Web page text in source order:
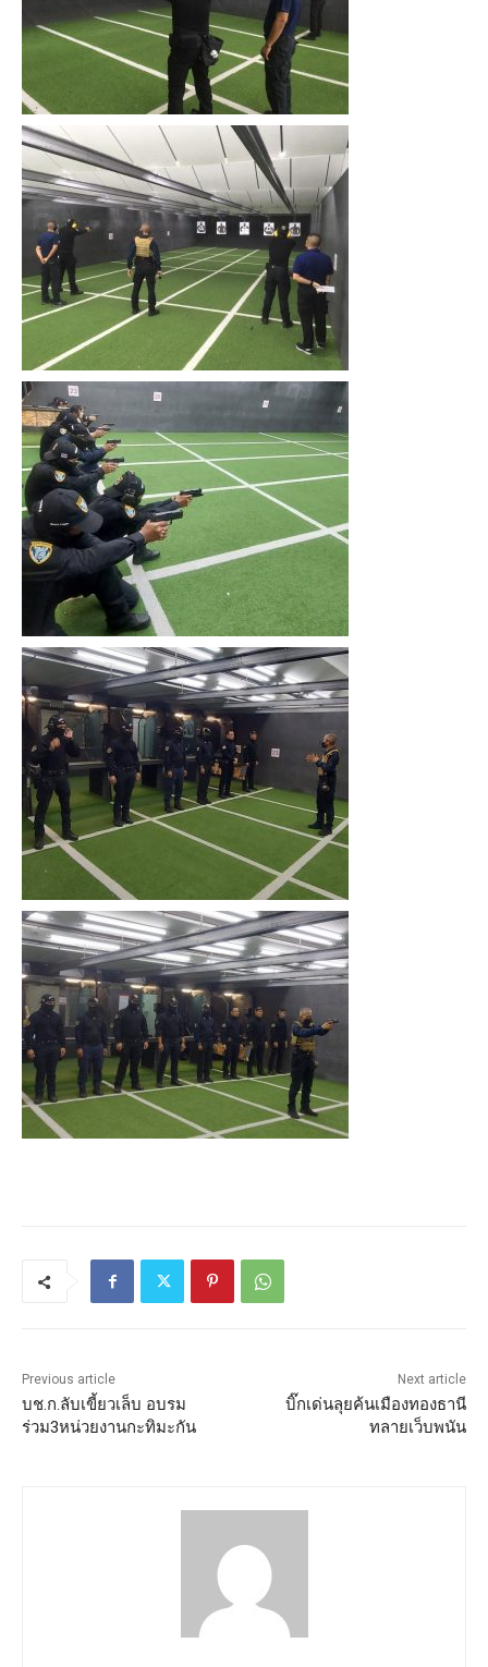
Previous article
บช.ก.ลับเขี้ยวเล็บ อบรม
ร่วม3หน่วยงานกะทิมะกัน
Next article
บิ๊กเด่นลุยค้นเมืองทองธานี
ทลายเว็บพนัน